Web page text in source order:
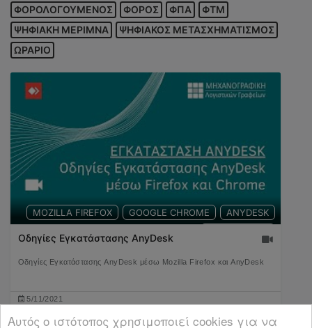
ΦΟΡΟΛΟΓΟΥΜΕΝΟΣ
ΦΟΡΟΣ ΦΠΑ
ΦΤΜ
ΨΗΦΙΑΚΗ ΜΕΡΙΜΝΑ
ΨΗΦΙΑΚΟΣ ΜΕΤΑΣΧΗΜΑΤΙΣΜΟΣ
ΩΡΑΡΙΟ
ANYDESK
GOOGLE CHROME
MOZILLA FIREFOX
Οδηγίες Εγκατάστασης AnyDesk
Οδηγίες Εγκατάστασης AnyDesk μέσω Mozilla Firefox και AnyDesk
5/11/2021
2609
Αυτός ο ιστότοπος χρησιμοποιεί cookies για να